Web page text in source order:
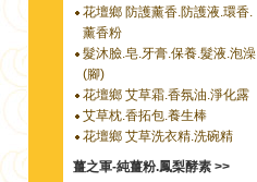
花壇鄉 防護薰香.防護液.環香.
薰香粉
髮沐臉.皂.牙膏.保養.髮液.泡澡
(腳)
花壇鄉 艾草霜.香氛油.淨化露
艾草枕.香拓包.養生棒
花壇鄉 艾草洗衣精.洗碗精
薑之軍-純薑粉.鳳梨酵素 >>